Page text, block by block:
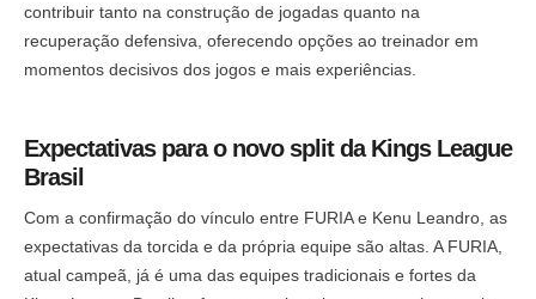
contribuir tanto na construção de jogadas quanto na
recuperação defensiva, oferecendo opções ao treinador em
momentos decisivos dos jogos e mais experiências.
Expectativas para o novo split da Kings League
Brasil
Com a confirmação do vínculo entre FURIA e Kenu Leandro, as
expectativas da torcida e da própria equipe são altas. A FURIA,
atual campeã, já é uma das equipes tradicionais e fortes da